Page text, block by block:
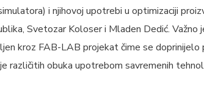
i njihovoj upotrebi u optimizaciji
Svetozar Koloser i Mladen Dedić. Važno
kroz FAB-LAB projekat čime se
različitih obuka upotrebom savremenih